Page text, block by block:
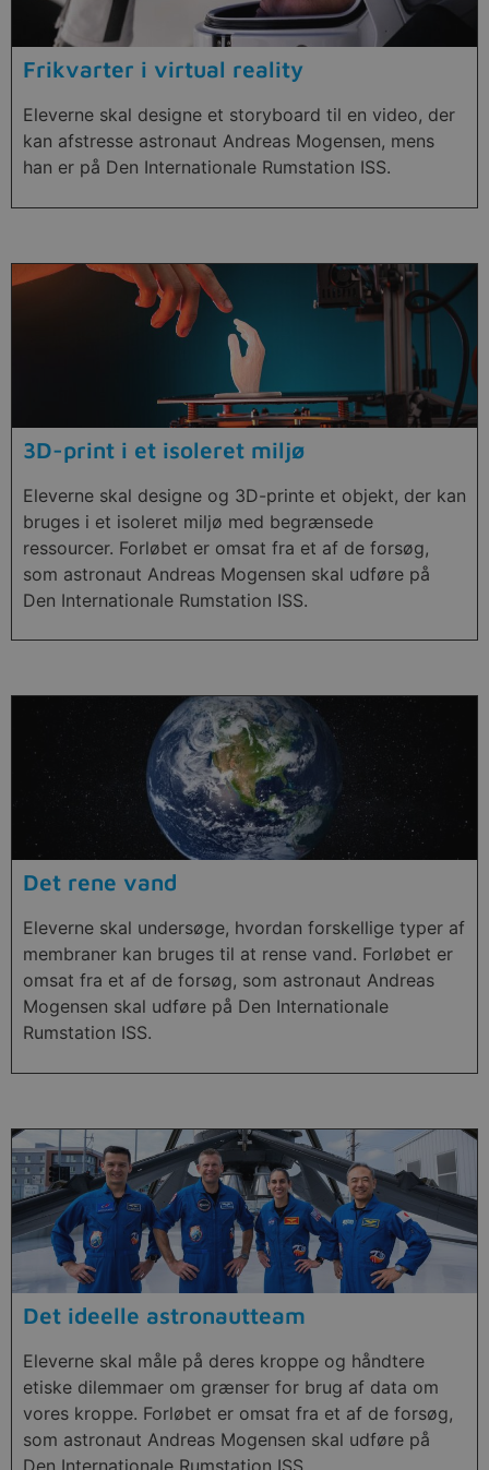
Frikvarter i virtual reality
Eleverne skal designe et storyboard til en video, der
kan afstresse astronaut Andreas Mogensen, mens
han er på Den Internationale Rumstation ISS.
3D-print i et isoleret miljø
Eleverne skal designe og 3D-printe et objekt, der kan
bruges i et isoleret miljø med begrænsede
ressourcer. Forløbet er omsat fra et af de forsøg,
som astronaut Andreas Mogensen skal udføre på
Den Internationale Rumstation ISS.
Det rene vand
Eleverne skal undersøge, hvordan forskellige typer af
membraner kan bruges til at rense vand. Forløbet er
omsat fra et af de forsøg, som astronaut Andreas
Mogensen skal udføre på Den Internationale
Rumstation ISS.
Det ideelle astronautteam
Eleverne skal måle på deres kroppe og håndtere
etiske dilemmaer om grænser for brug af data om
vores kroppe. Forløbet er omsat fra et af de forsøg,
som astronaut Andreas Mogensen skal udføre på
Den Internationale Rumstation ISS.